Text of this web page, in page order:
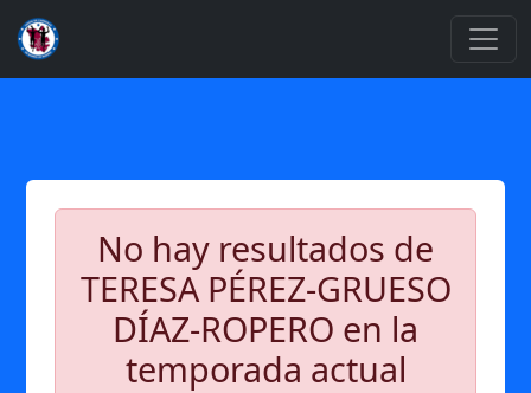
No hay resultados de
TERESA PÉREZ-GRUESO
DÍAZ-ROPERO en la
temporada actual